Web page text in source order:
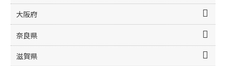
大阪府
奈良県
滋賀県